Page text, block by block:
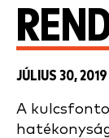
JÚLIUS 30, 2019
A